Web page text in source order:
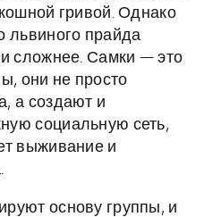
гривой. Однако
львиного прайда
сложнее. Самки — это
они не просто
а создают и
социальную сеть,
выживание и
основу группы, и